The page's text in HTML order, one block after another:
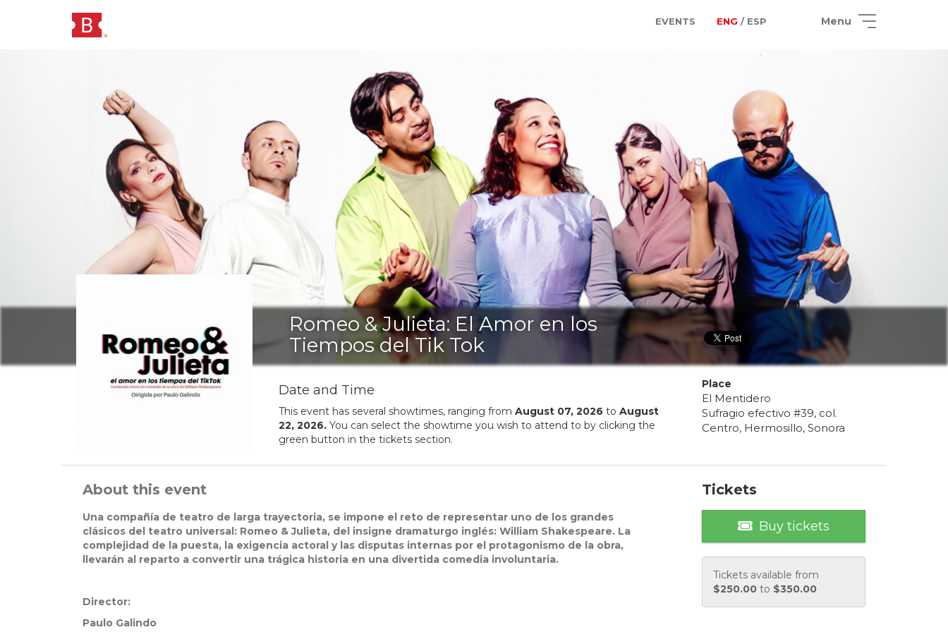
EVENTS ENG / ESP Menu
Romeo & Julieta: El Amor en los
Tiempos del Tik Tok
Date and Time
This event has several showtimes, ranging from August 07, 2026 to August
22, 2026.You can select the showtime you wish to attend to by clicking the
green button in the tickets section.
Place
El Mentidero
Sufragio efectivo #39, col.
Centro, Hermosillo, Sonora
About this event
Una compañía de teatro de larga trayectoria, se impone el reto de representar uno de los grandes
clásicos del teatro universal: Romeo & Julieta, del insigne dramaturgo inglés: William Shakespeare. La
complejidad de la puesta, la exigencia actoral y las disputas internas por el protagonismo de la obra,
llevarán al reparto a convertir una trágica historia en una divertida comedia involuntaria.
Director:
Paulo Galindo
Tickets
Buy tickets
Tickets available from
$250.00to $350.00